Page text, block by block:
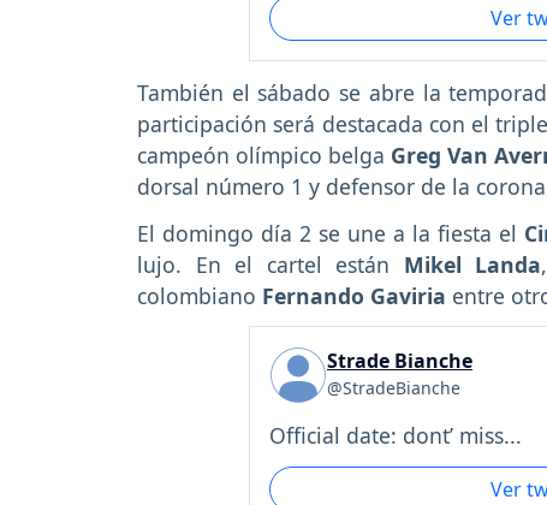
Ver
También el sábado se abre la
participación será destacada con el
campeón olímpico belga Greg Van
dorsal número 1 y defensor de la
El domingo día 2 se une a la fiesta el
lujo. En el cartel están Mikel Landa
colombiano Fernando Gaviria entre
Strade Bianche
@StradeBianche
Official date: dont’ miss...
Ver